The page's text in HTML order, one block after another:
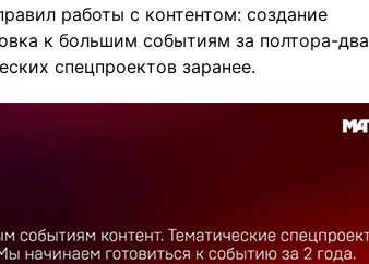
работы с контентом: создание
к большим событиям за полтора-два
спецпроектов заранее.